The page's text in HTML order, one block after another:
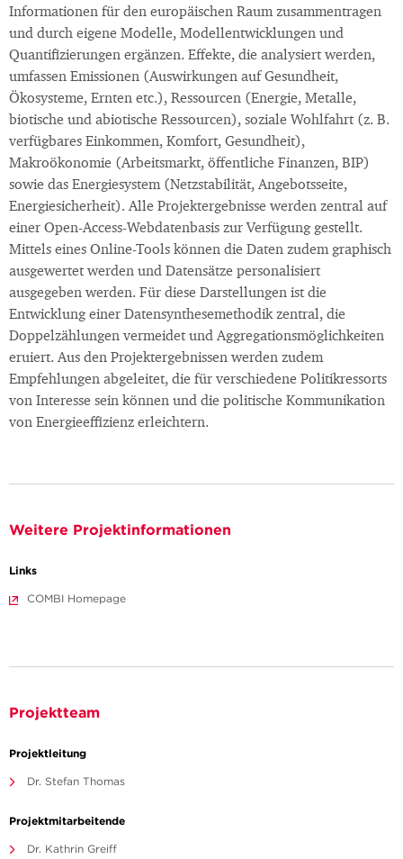
Informationen für den europäischen Raum zusammentragen
und durch eigene Modelle, Modellentwicklungen und
Quantifizierungen ergänzen. Effekte, die analysiert werden,
umfassen Emissionen (Auswirkungen auf Gesundheit,
Ökosysteme, Ernten etc.), Ressourcen (Energie, Metalle,
biotische und abiotische Ressourcen), soziale Wohlfahrt (z. B.
verfügbares Einkommen, Komfort, Gesundheit),
Makroökonomie (Arbeitsmarkt, öffentliche Finanzen, BIP)
sowie das Energiesystem (Netzstabilität, Angebotsseite,
Energiesicherheit). Alle Projektergebnisse werden zentral auf
einer Open-Access-Webdatenbasis zur Verfügung gestellt.
Mittels eines Online-Tools können die Daten zudem graphisch
ausgewertet werden und Datensätze personalisiert
ausgegeben werden. Für diese Darstellungen ist die
Entwicklung einer Datensynthesemethodik zentral, die
Doppelzählungen vermeidet und Aggregationsmöglichkeiten
eruiert. Aus den Projektergebnissen werden zudem
Empfehlungen abgeleitet, die für verschiedene Politikressorts
von Interesse sein können und die politische Kommunikation
von Energieeffizienz erleichtern.
Weitere Projektinformationen
Links
COMBI Homepage
Projektteam
Projektleitung
Dr. Stefan Thomas
Projektmitarbeitende
Dr. Kathrin Greiff